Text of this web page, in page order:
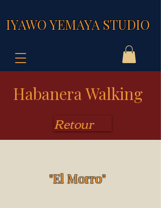
IYAWO YEMAYA STUDIO
Habanera Walking
Retour
"El Morro"